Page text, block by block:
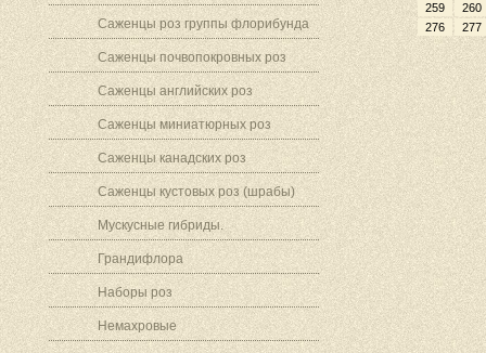
Саженцы роз группы флорибунда
Саженцы почвопокровных роз
Саженцы английских роз
Саженцы миниатюрных роз
Саженцы канадских роз
Саженцы кустовых роз (шрабы)
Мускусные гибриды.
Грандифлора
Наборы роз
Немахровые
259
260
276
277